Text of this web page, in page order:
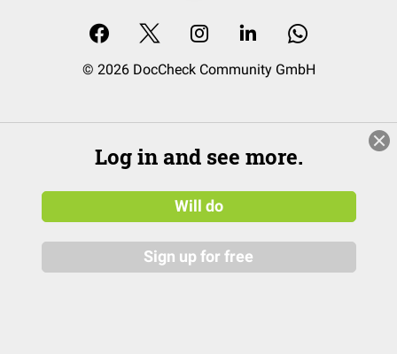
© 2026 DocCheck Community GmbH
Log in and see more.
Will do
Sign up for free